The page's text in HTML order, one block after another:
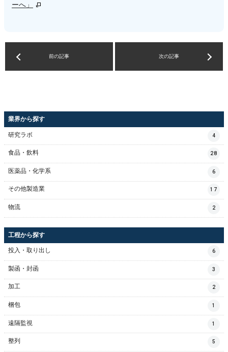
ーへ」
前の記事 次の記事
業界から探す
研究ラボ 4
食品・飲料 28
医薬品・化学系 6
その他製造業 17
物流 2
工程から探す
投入・取り出し 6
製函・封函 3
加工 2
梱包 1
遠隔監視 1
整列 5